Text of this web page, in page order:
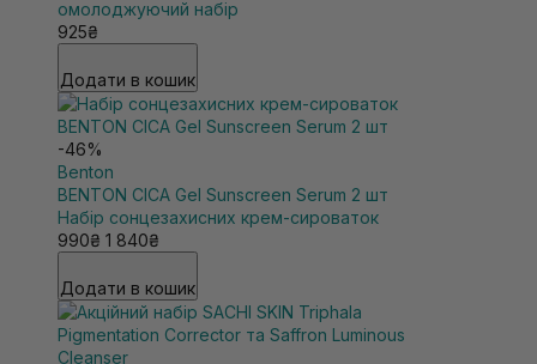
омолоджуючий набір
925₴
Додати в кошик
-46%
Benton
BENTON CICA Gel Sunscreen Serum 2 шт
Набір сонцезахисних крем-сироваток
990₴ 1 840₴
Додати в кошик